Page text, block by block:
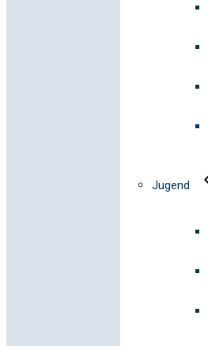
Jugend